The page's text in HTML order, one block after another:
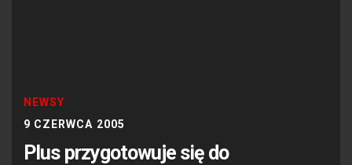
NEWSY
9 CZERWCA 2005
Plus przygotowuje się do